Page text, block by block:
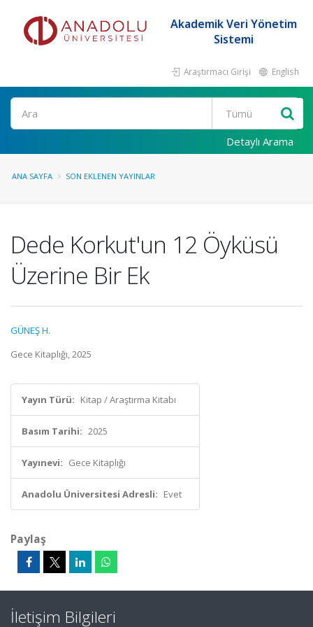
Akademik Veri Yönetim
Sistemi
Araştırmacı Girişi English
Ara
Detaylı Arama
ANA SAYFA SON EKLENEN YAYINLAR
Dede Korkut'un 12 Öyküsü
Üzerine Bir Ek
GÜNEŞ H.
Gece Kitaplığı, 2025
Yayın Türü: Kitap / Araştırma Kitabı
Basım Tarihi: 2025
Yayınevi: Gece Kitaplığı
Anadolu Üniversitesi Adresli: Evet
Paylaş
İletişim Bilgileri